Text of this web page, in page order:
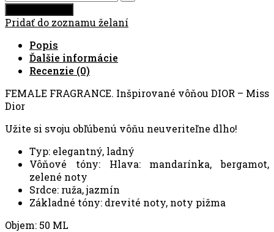
Pridať do zoznamu želaní
Popis
Ďalšie informácie
Recenzie (0)
FEMALE FRAGRANCE. Inšpirované vôňou DIOR – Miss
Dior
Užite si svoju obľúbenú vôňu neuveriteľne dlho!
Typ: elegantný, ladný
Vôňové tóny: Hlava: mandarínka, bergamot,
zelené noty
Srdce: ruža, jazmín
Základné tóny: drevité noty, noty pižma
Objem: 50 ML